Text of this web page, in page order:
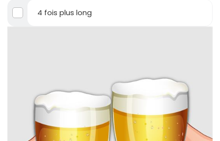
4 fois plus long